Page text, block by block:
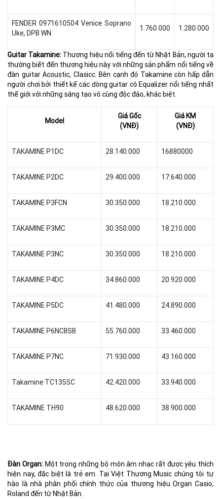
FENDER 0971610504 Venice Soprano
Uke, DPB WN
1.760.000 1.280.000
Guitar Takamine: Thương hiệu nổi tiếng đến từ Nhật Bản, người ta
thường biết đến thương hiệu này với những sản phẩm nổi tiếng về
đàn guitar Acoustic, Clasicc. Bên cạnh đó Takamine còn hấp dẫn
người chơi bởi thiết kế các dòng guitar có Equalizer nổi tiếng nhất
thế giới với những sáng tạo vô cùng độc đáo, khác biệt.
Model
Giá Gốc
(VNĐ)
Giá KM
(VNĐ)
TAKAMINE P1DC 28.140.000 16880000
TAKAMINE P2DC 29.400.000 17.640.000
TAKAMINE P3FCN 30.350.000 18.210.000
TAKAMINE P3MC 30.350.000 18.210.000
TAKAMINE P3NC 30.350.000 18.210.000
TAKAMINE P4DC 34.860.000 20.920.000
TAKAMINE P5DC 41.480.000 24.890.000
TAKAMINE P6NCBSB 55.760.000 33.460.000
TAKAMINE P7NC 71.930.000 43.160.000
Takamine TC135SC 42.420.000 33.940.000
TAKAMINE TH90 48.620.000 38.900.000
Đàn Organ: Một trong những bộ môn âm nhạc rất được yêu thích
hiện nay, đặc biệt là trẻ em. Tại Việt Thương Music chúng tôi tự
hào là nhà phân phối chính thức của thương hiệu Organ Casio,
Roland đến từ Nhật Bản.